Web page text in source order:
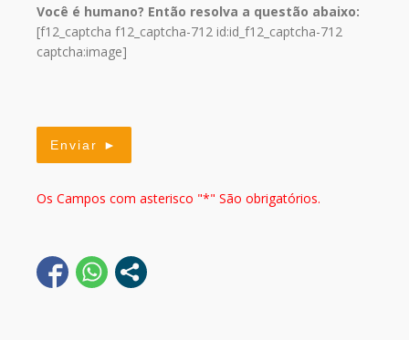
Você é humano? Então resolva a questão abaixo:
[f12_captcha f12_captcha-712 id:id_f12_captcha-712
captcha:image]
Os Campos com asterisco "*" São obrigatórios.